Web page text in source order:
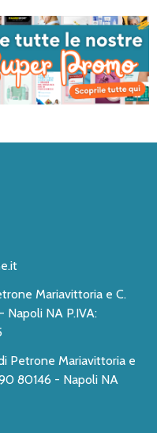
Mariavittoria e C.
Petrone Mariavittoria e
80146 - Napoli NA